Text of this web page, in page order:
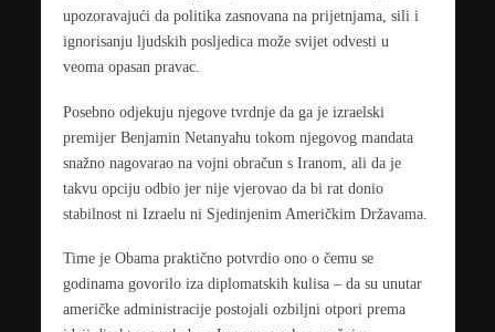
upozoravajući da politika zasnovana na prijetnjama, sili i
ignorisanju ljudskih posljedica može svijet odvesti u
veoma opasan pravac.
Posebno odjekuju njegove tvrdnje da ga je izraelski
premijer Benjamin Netanyahu tokom njegovog mandata
snažno nagovarao na vojni obračun s Iranom, ali da je
takvu opciju odbio jer nije vjerovao da bi rat donio
stabilnost ni Izraelu ni Sjedinjenim Američkim Državama.
Time je Obama praktično potvrdio ono o čemu se
godinama govorilo iza diplomatskih kulisa – da su unutar
američke administracije postojali ozbiljni otpori prema